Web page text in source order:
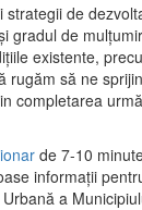
de
gradul de
existente,
rugăm să ne
completarea
de 7-10
informații
a